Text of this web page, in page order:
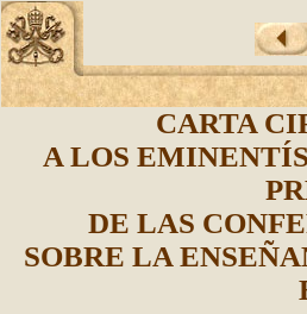
CARTA
A LOS
DE LAS
SOBRE LA